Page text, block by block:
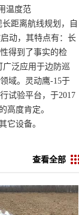
温度范
距离航线规划，自
动，其特点有：长
得到了事实的检
泛应用于边防巡
域。灵动鹰-15于
试验平台，于2017
高度肯定。
它设备。
查看全部